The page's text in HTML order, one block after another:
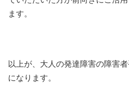
ます。
以上が、大人の発達障害の障害
になります。